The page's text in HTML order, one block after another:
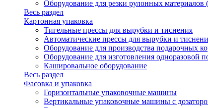
Оборудование для резки рулонных материалов
Весь раздел
Картонная упаковка
Тигельные прессы для вырубки и тиснения
Автоматические прессы для вырубки и
Оборудование для производства подарочных
Оборудование для изготовления одноразовой
Кашировальное оборудование
Весь раздел
Фасовка и упаковка
Горизонтальные упаковочные машины
Вертикальные упаковочные машины с